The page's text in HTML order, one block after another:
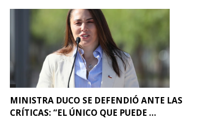
MINISTRA DUCO SE DEFENDIÓ ANTE LAS
CRÍTICAS: “EL ÚNICO QUE PUEDE ...